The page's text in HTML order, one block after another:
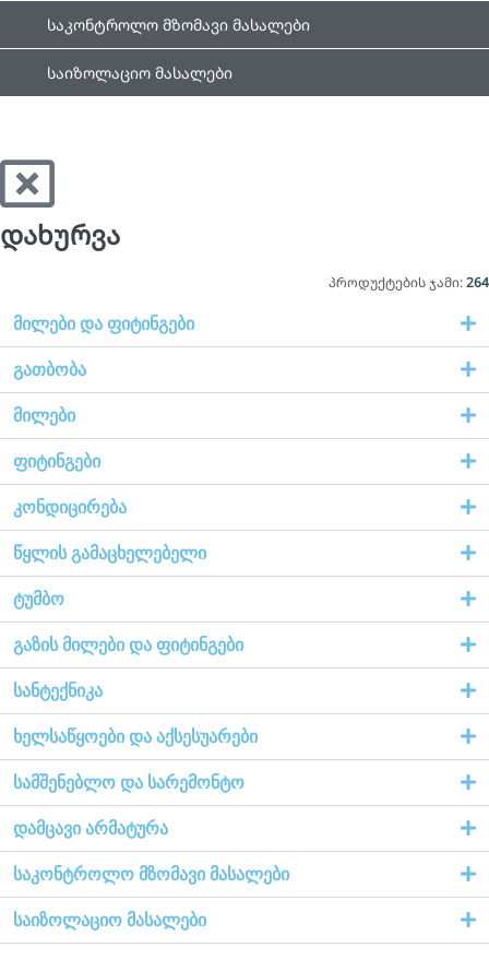
საკონტროლო მზომავი მასალები
საიზოლაციო მასალები
დახურვა
პროდუქტების ჯამი:264
მილები და ფიტინგები
გათბობა
მილები
ფიტინგები
კონდიცირება
წყლის გამაცხელებელი
ტუმბო
გაზის მილები და ფიტინგები
სანტექნიკა
ხელსაწყოები და აქსესუარები
სამშენებლო და სარემონტო
დამცავი არმატურა
საკონტროლო მზომავი მასალები
საიზოლაციო მასალები